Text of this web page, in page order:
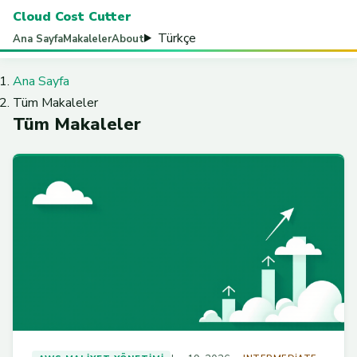
Cloud Cost Cutter
Ana SayfaMakalelerAbout Türkçe
Ana Sayfa
Tüm Makaleler
Tüm Makaleler